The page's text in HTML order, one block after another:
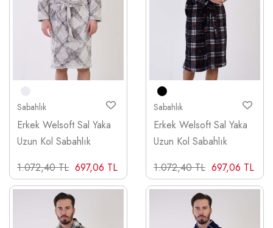
Sabahlık
Erkek Welsoft Sal Yaka
Uzun Kol Sabahlık
1.072,40 TL 697,06 TL
Sabahlık
Erkek Welsoft Sal Yaka
Uzun Kol Sabahlık
1.072,40 TL 697,06 TL